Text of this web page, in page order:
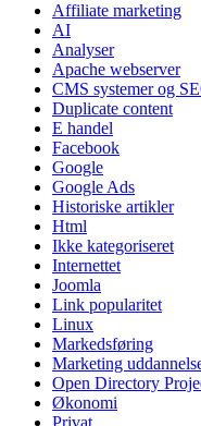
Affiliate marketing
AI
Analyser
Apache webserver
CMS systemer og
Duplicate content
E handel
Facebook
Google
Google Ads
Historiske artikler
Html
Ikke kategoriseret
Internettet
Joomla
Link popularitet
Linux
Markedsføring
Marketing
Open Directory
Økonomi